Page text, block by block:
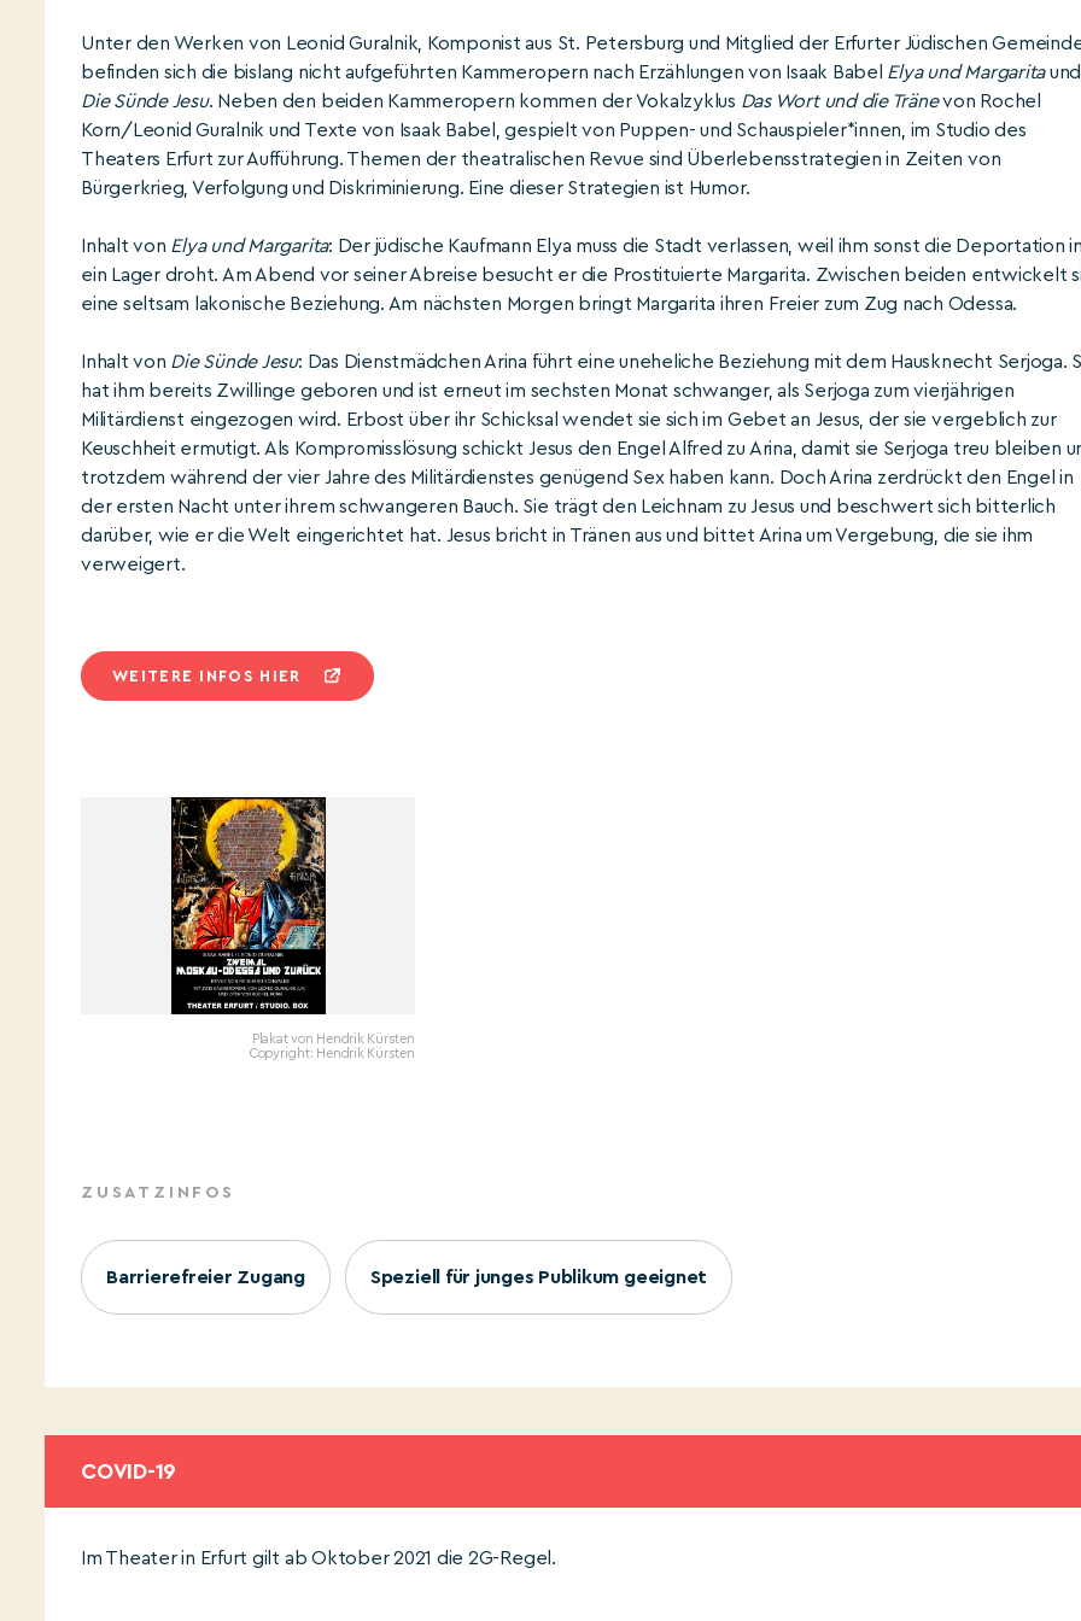
Unter den Werken von Leonid Guralnik, Komponist aus St. Petersburg und Mitglied der Erfurter Jüdischen
befinden sich die bislang nicht aufgeführten Kammeropern nach Erzählungen von Isaak Babel Elya und Margaritaund
Die Sünde Jesu. Neben den beiden Kammeropern kommen der Vokalzyklus Das Wort und die Tränevon Rochel
Korn/Leonid Guralnik und Texte von Isaak Babel, gespielt von Puppen- und Schauspieler*innen, im Studio des
Theaters Erfurt zur Aufführung. Themen der theatralischen Revue sind Überlebensstrategien in Zeiten von
Bürgerkrieg, Verfolgung und Diskriminierung. Eine dieser Strategien ist Humor.
Inhalt von Elya und Margarita: Der jüdische Kaufmann Elya muss die Stadt verlassen, weil ihm sonst die Deportation
ein Lager droht. Am Abend vor seiner Abreise besucht er die Prostituierte Margarita. Zwischen beiden entwickelt
eine seltsam lakonische Beziehung. Am nächsten Morgen bringt Margarita ihren Freier zum Zug nach Odessa.
Inhalt von Die Sünde Jesu: Das Dienstmädchen Arina führt eine uneheliche Beziehung mit dem Hausknecht Serjoga.
hat ihm bereits Zwillinge geboren und ist erneut im sechsten Monat schwanger, als Serjoga zum vierjährigen
Militärdienst eingezogen wird. Erbost über ihr Schicksal wendet sie sich im Gebet an Jesus, der sie vergeblich zur
Keuschheit ermutigt. Als Kompromisslösung schickt Jesus den Engel Alfred zu Arina, damit sie Serjoga treu bleiben
trotzdem während der vier Jahre des Militärdienstes genügend Sex haben kann. Doch Arina zerdrückt den Engel in
der ersten Nacht unter ihrem schwangeren Bauch. Sie trägt den Leichnam zu Jesus und beschwert sich bitterlich
darüber, wie er die Welt eingerichtet hat. Jesus bricht in Tränen aus und bittet Arina um Vergebung, die sie ihm
verweigert.
WEITERE INFOS HIER
Plakat von Hendrik Kürsten
Copyright: Hendrik Kürsten
ZUSATZINFOS
Barrierefreier Zugang Speziell für junges Publikum geeignet
COVID-19
Im Theater in Erfurt gilt ab Oktober 2021 die 2G-Regel.